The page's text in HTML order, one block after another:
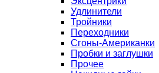
Удлинители
Тройники
Переходники
Сгоны-Американки
Пробки и заглушки
Прочее